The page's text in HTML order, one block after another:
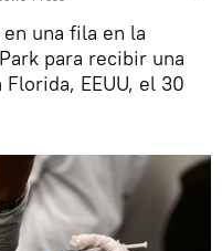
una fila en la
para recibir una
EEUU, el 30